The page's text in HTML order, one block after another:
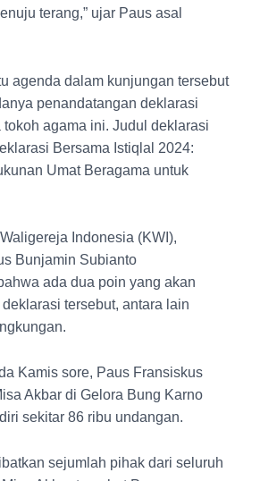
terang,” ujar Paus asal
agenda dalam kunjungan tersebut
penandatangan deklarasi
tokoh agama ini. Judul deklarasi
Bersama Istiqlal 2024:
Umat Beragama untuk
Indonesia (KWI),
Bunjamin Subianto
ada dua poin yang akan
tersebut, antara lain
Kamis sore, Paus Fransiskus
Akbar di Gelora Bung Karno
sekitar 86 ribu undangan.
sejumlah pihak dari seluruh